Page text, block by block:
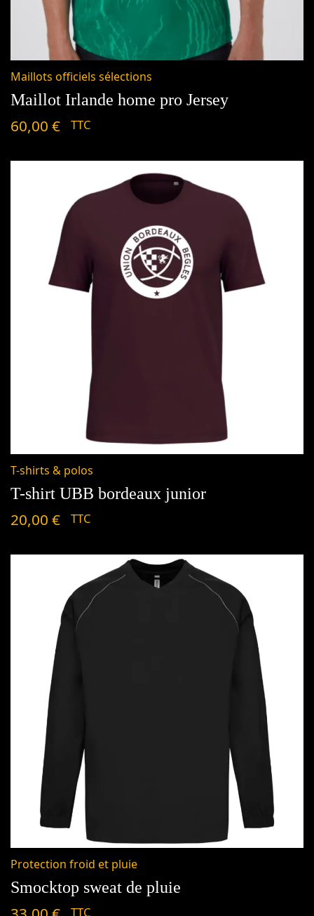
Maillots officiels sélections
Maillot Irlande home pro Jersey
60,00 € TTC
T-shirts & polos
T-shirt UBB bordeaux junior
20,00 € TTC
Protection froid et pluie
Smocktop sweat de pluie
TTC